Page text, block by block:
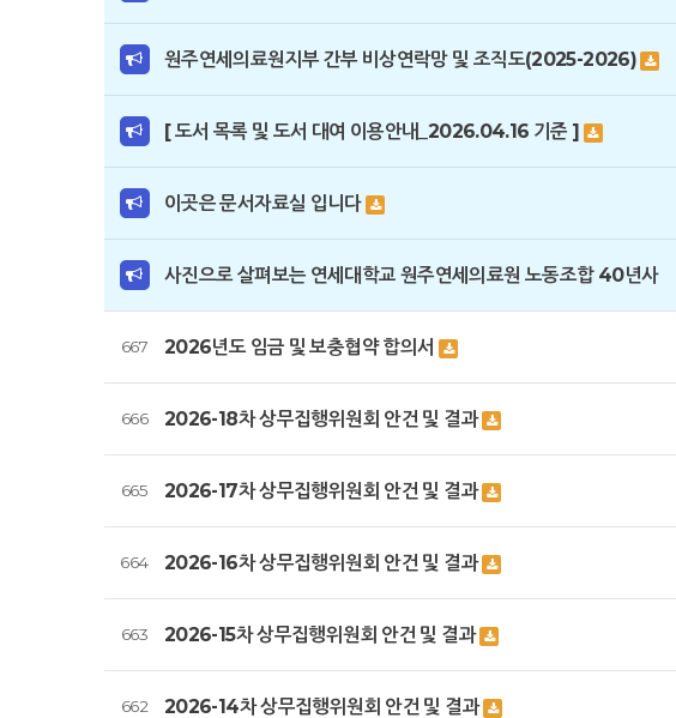
원주연세의료원지부 간부 비상연락망 및 조직도(2025-2026)
[ 도서 목록 및 도서 대여 이용안내_2026.04.16 기준 ]
이곳은 문서자료실 입니다
사진으로 살펴보는 연세대학교 원주연세의료원 노동조합 40년사
667 2026년도 임금 및 보충협약 합의서
666 2026-18차 상무집행위원회 안건 및 결과
665 2026-17차 상무집행위원회 안건 및 결과
664 2026-16차 상무집행위원회 안건 및 결과
663 2026-15차 상무집행위원회 안건 및 결과
662 2026-14차 상무집행위원회 안건 및 결과